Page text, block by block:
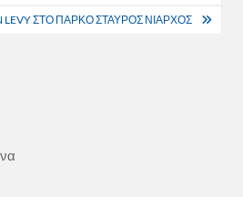
LEVY ΣΤΟ ΠΑΡΚΟ ΣΤΑΥΡΟΣ ΝΙΑΡΧΟΣ